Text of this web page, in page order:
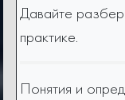
Давайте
практике.
Понятия и